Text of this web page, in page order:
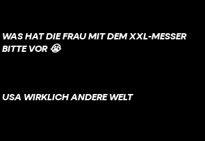
WAS HAT DIE FRAU MIT DEM XXL-MESSER
BITTE VOR 😭
USA WIRKLICH ANDERE WELT